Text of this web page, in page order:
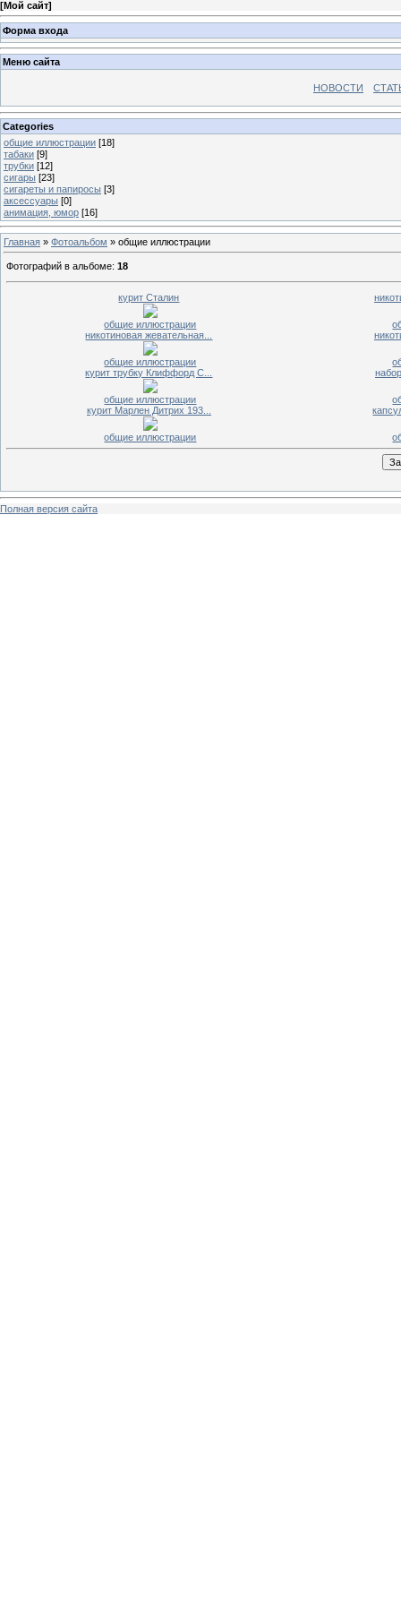
[Мой сайт]
Форма входа
Меню сайта
НОВОСТИ
Categories
общие иллюстрации [18]
табаки [9]
трубки [12]
сигары [23]
сигареты и папиросы [3]
аксессуары [0]
анимация, юмор [16]
Главная » Фотоальбом » общие иллюстрации
Фотографий в альбоме: 18
курит Сталин
общие иллюстрации
никотиновая жевательная...
общие иллюстрации
курит трубку Клиффорд С...
общие иллюстрации
курит Марлен Дитрих 193...
общие иллюстрации
Полная версия сайта